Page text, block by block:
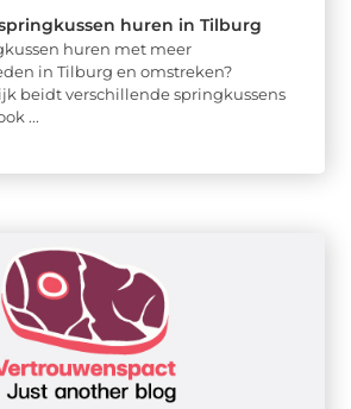
huren in Tilburg
huren met meer
in Tilburg en omstreken?
beidt verschillende springkussens
...